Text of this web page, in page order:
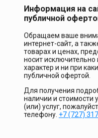
Информация на
публичной
Обращаем ваше
интернет-сайт, а
товарах и ценах,
носит
характер и ни при
публичной офертой.
Для получения
наличии и стоимости
(или) услуг,
телефону. +7 (727)